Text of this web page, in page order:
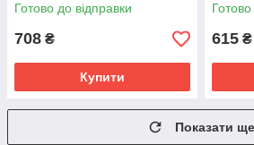
Готово до відправки
708 ₴
Купити
615 ₴
Показати ще